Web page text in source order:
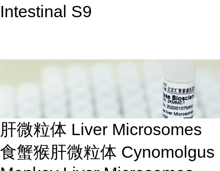
Intestinal S9
肝微粒体 Liver Microsomes
食蟹猴肝微粒体 Cynomolgus